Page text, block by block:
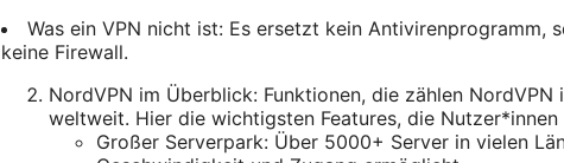
Was ein VPN nicht ist: Es ersetzt kein
keine Firewall.
NordVPN im Überblick: Funktionen, die zählen
weltweit. Hier die wichtigsten Features, die Nutzer*innen
Großer Serverpark: Über 5000+ Server in vielen